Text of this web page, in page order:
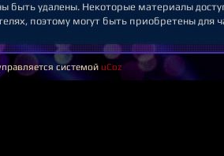
быть удалены. Некоторые материалы
поэтому могут быть приобретены для
системой uCoz